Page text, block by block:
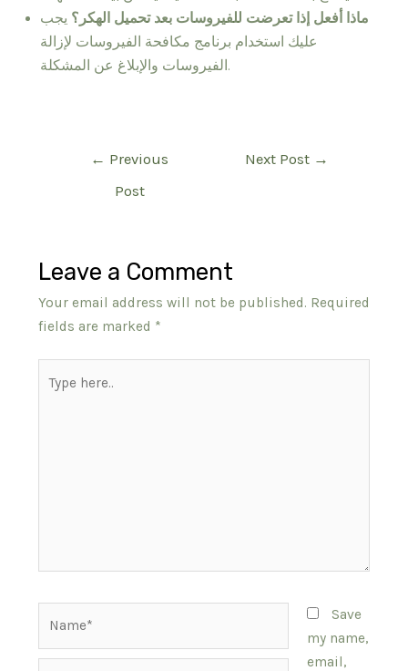
ماذا أفعل إذا تعرضت للفيروسات بعد تحميل الهكر؟ يجب
عليك استخدام برنامج مكافحة الفيروسات لإزالة
الفيروسات والإبلاغ عن المشكلة.
← Previous
Post
Next Post →
Leave a Comment
Your email address will not be published. Required
fields are marked *
here..
Save
my name,
email,